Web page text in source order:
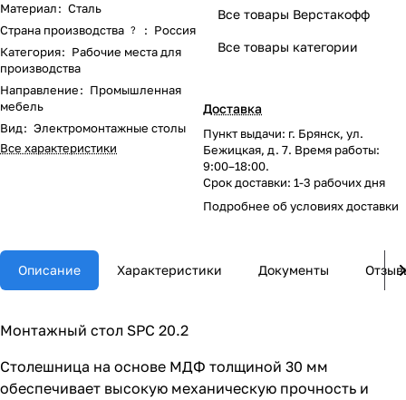
Материал: Сталь
Страна производства ? : Россия
Категория: Рабочие места для
производства
Направление: Промышленная
мебель
Вид: Электромонтажные столы
Все характеристики
Все товары Верстакофф
Все товары категории
Доставка
Пункт выдачи: г. Брянск, ул.
Бежицкая, д. 7. Время работы:
9:00–18:00.
Срок доставки: 1-3 рабочих дня
Подробнее обусловиях доставки
Описание Характеристики Документы
Монтажный стол SPC 20.2
Столешница на основе МДФ толщиной 30 мм
обеспечивает высокую механическую прочность и